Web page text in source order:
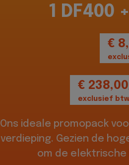
1 DF400
€
€
exclusief btw
Ons ideale promopack
verdieping. Gezien de
om de